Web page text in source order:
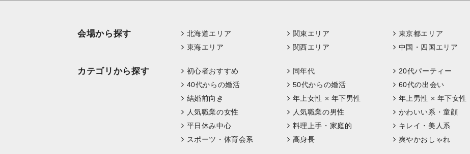
会場から探す 北海道エリア 関東エリア 東京都エリア
東海エリア
関西エリア 中国・四国エリア
カテゴリから探す 初心者おすすめ 同年代 20代パーティー
40代からの婚活
50代からの婚活 60代の出会い
結婚前向き
年上女性 × 年下男性 年上男性 × 年下女性
人気職業の女性
人気職業の男性 かわいい系・童顔
平日休み中心
料理上手・家庭的 キレイ・美人系
スポーツ・体育会系
高身長 爽やかおしゃれ